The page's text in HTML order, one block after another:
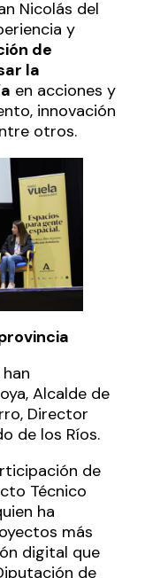
Nicolás del
y
de
la
en acciones y
innovación
otros.
Alcalde de
Director
de los Ríos.
de
Técnico
ha
más
digital que
de